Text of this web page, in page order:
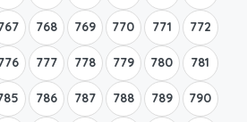
768 769 770 771 772
777 778 779 780 781
786 787 788 789 790